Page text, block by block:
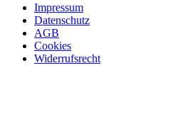
Impressum
Datenschutz
AGB
Cookies
Widerrufsrecht